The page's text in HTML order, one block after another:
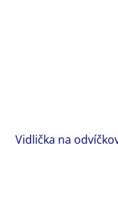
Vidlička na